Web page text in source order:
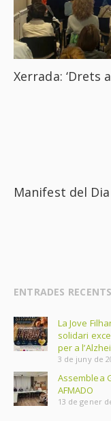
Xerrada: ‘Drets
Manifest del
ENTRADES RECENTS
La Jove
solidari
per a
3 de juny de
Assemblea
AFMADO
13 de gener